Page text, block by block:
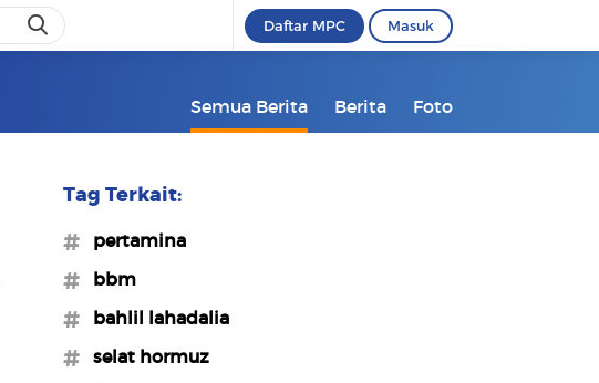
Daftar MPC Masuk
Semua Berita Berita Foto
Tag Terkait:
#pertamina
#bbm
#bahlil lahadalia
#selat hormuz